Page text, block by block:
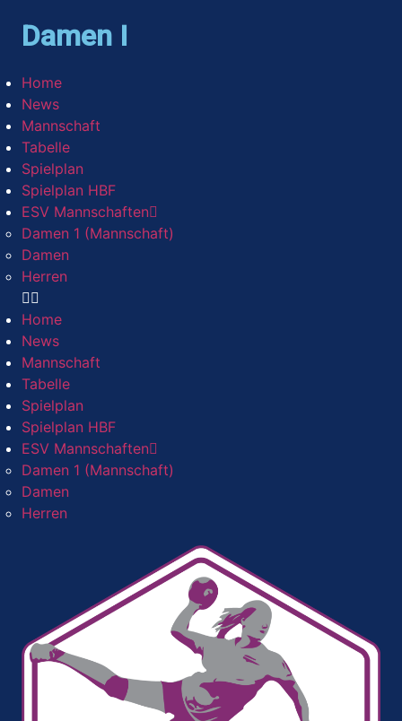
Damen I
Home
News
Mannschaft
Tabelle
Spielplan
Spielplan HBF
ESV Mannschaften
Damen 1 (Mannschaft)
Damen
Herren
Home
News
Mannschaft
Tabelle
Spielplan
Spielplan HBF
ESV Mannschaften
Damen 1 (Mannschaft)
Damen
Herren